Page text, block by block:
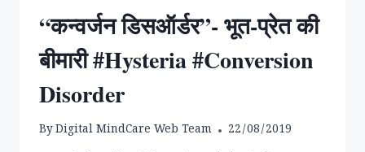
“कन्वर्जन डिसऑर्डर”- भूत-प्रेत की
बीमारी #Hysteria #Conversion
Disorder
ByDigital MindCare Web Team 22/08/2019